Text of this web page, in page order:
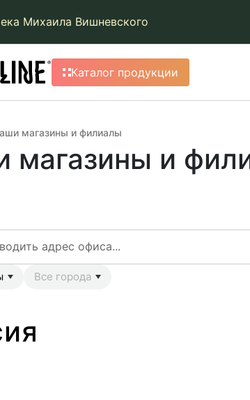
Михаила Вишневского
Каталог продукции
магазины и филиалы
магазины и
Все города